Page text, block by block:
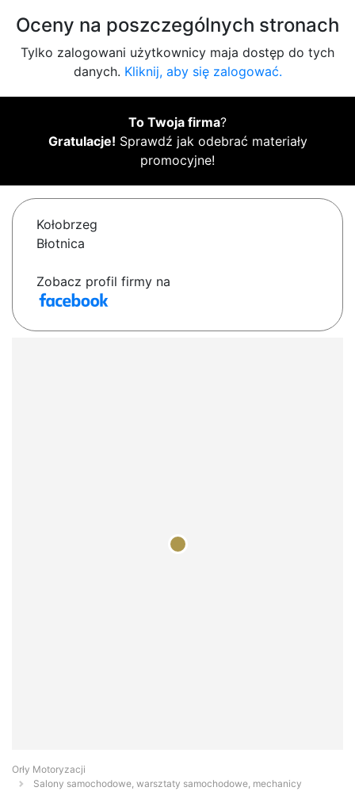
Oceny na poszczególnych stronach
Tylko zalogowani użytkownicy maja dostęp do tych
danych. Kliknij, aby się zalogować.
To Twoja firma?
Gratulacje! Sprawdź jak odebrać materiały
promocyjne!
Kołobrzeg
Błotnica
Zobacz profil firmy na
Orły Motoryzacji
Salony samochodowe, warsztaty samochodowe, mechanicy